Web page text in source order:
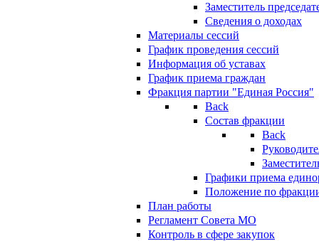
Заместитель
Сведения о доходах
Материалы сессий
График проведения сессий
Информация об уставах
График приема граждан
Фракция партии "Единая Россия"
Back
Состав фракции
Back
Графики приема
Положение по
План работы
Регламент Совета МО
Контроль в сфере закупок